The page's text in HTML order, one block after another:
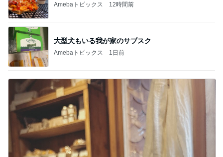
Amebaトピックス 12時間前
大型犬もいる我が家のサブスク
Amebaトピックス 1日前